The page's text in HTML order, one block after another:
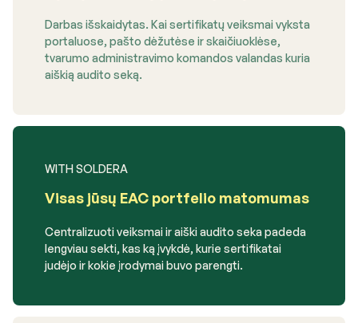
Darbas išskaidytas. Kai sertifikatų veiksmai vyksta
portaluose, pašto dėžutėse ir skaičiuoklėse,
tvarumo administravimo komandos valandas kuria
aiškią audito seką.
WITH SOLDERA
Visas jūsų EAC portfelio matomumas
Centralizuoti veiksmai ir aiški audito seka padeda
lengviau sekti, kas ką įvykdė, kurie sertifikatai
judėjo ir kokie įrodymai buvo parengti.